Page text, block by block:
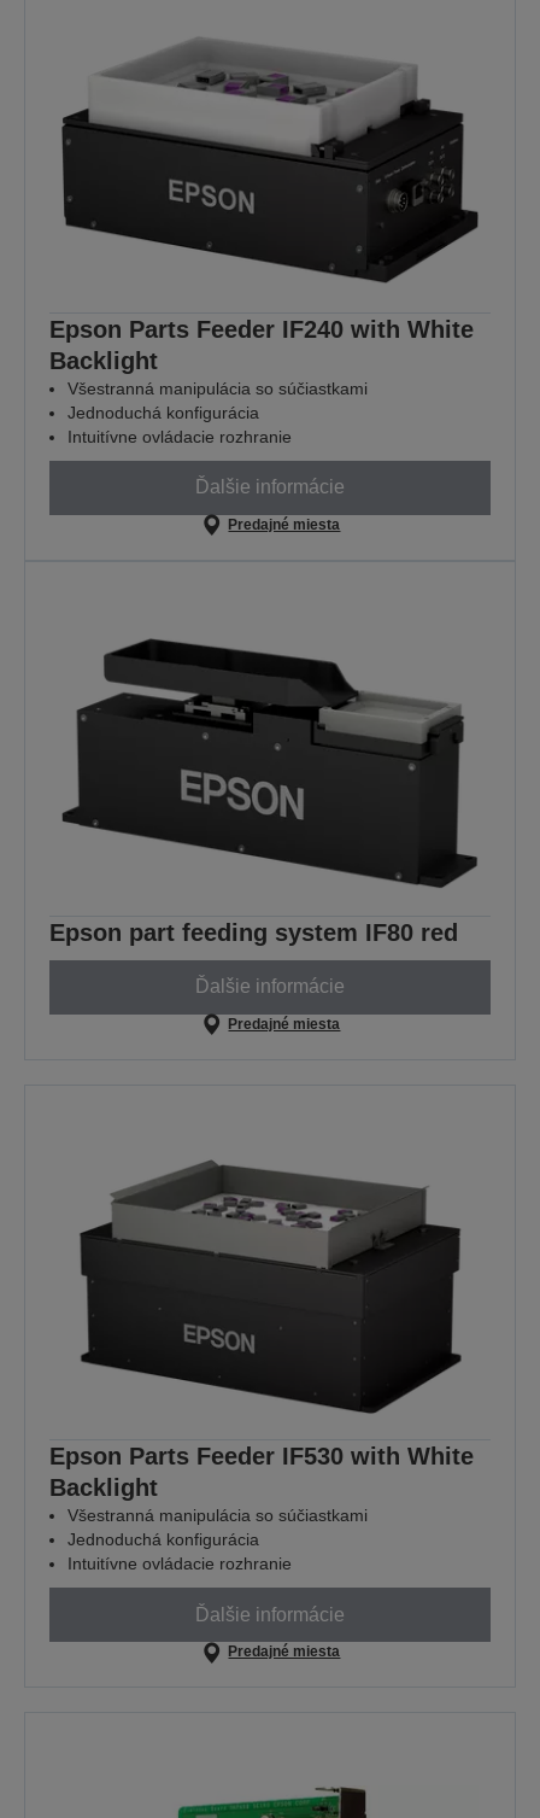
Epson Parts Feeder IF240 with White
Backlight
Všestranná manipulácia so súčiastkami
Jednoduchá konfigurácia
Intuitívne ovládacie rozhranie
Ďalšie informácie
Predajné miesta
Epson part feeding system IF80 red
Ďalšie informácie
Predajné miesta
Epson Parts Feeder IF530 with White
Backlight
Všestranná manipulácia so súčiastkami
Jednoduchá konfigurácia
Intuitívne ovládacie rozhranie
Ďalšie informácie
Predajné miesta